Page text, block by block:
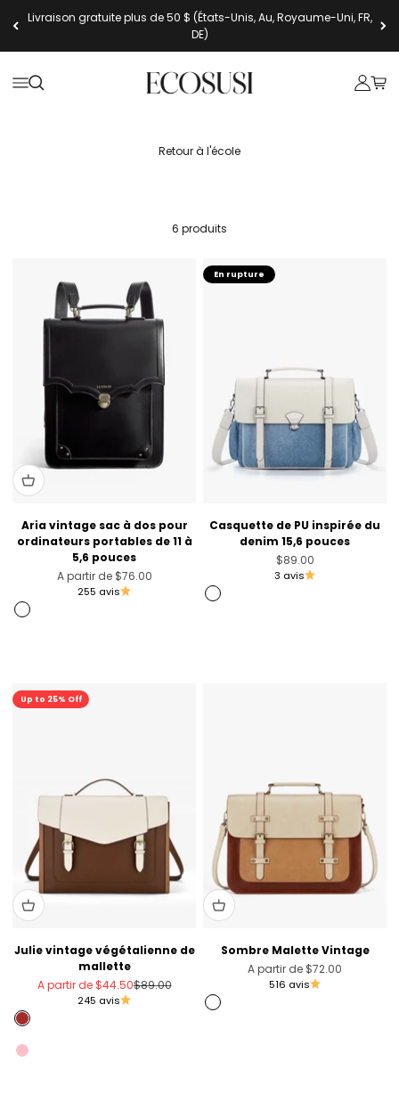
Livraison gratuite plus de 50 $ (États-Unis, Au, Royaume-Uni, FR,
DE)
Ouvrir la navigation
Ouvrir la recherche Ecosusi Ouvrir
Voir
Retour à l'école
6 produits
Aria vintage sac à dos pour
ordinateurs portables de 11 à
5,6 pouces
Prix de vente
A partir de $76.00
255 avis
Noir
En rupture
Casquette de PU inspirée du
denim 15,6 pouces
Prix de vente
$89.00
3 avis
Imitation de denim
Up to 25% Off
Promo
Julie vintage végétalienne de
mallette
Prix de vente
A partir de $44.50Prix normal
$89.00
245 avis
Brown
Bleu [seulement nous]
Pink
Sombre Malette Vintage
Prix de vente
A partir de $72.00
516 avis
Marron